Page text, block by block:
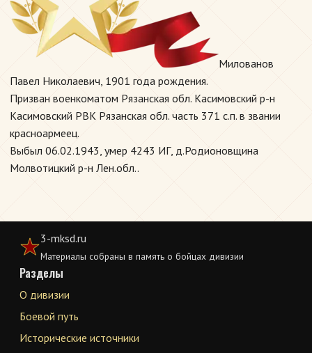
Милованов
Павел Николаевич, 1901 года рождения.
Призван военкоматом Рязанская обл. Касимовский р-н
Касимовский РВК Рязанская обл. часть 371 с.п. в звании
красноармеец.
Выбыл 06.02.1943, умер 4243 ИГ, д.Родионовщина
Молвотицкий р-н Лен.обл..
3-mksd.ru
Материалы собраны в память о бойцах дивизии
Разделы
О дивизии
Боевой путь
Исторические источники